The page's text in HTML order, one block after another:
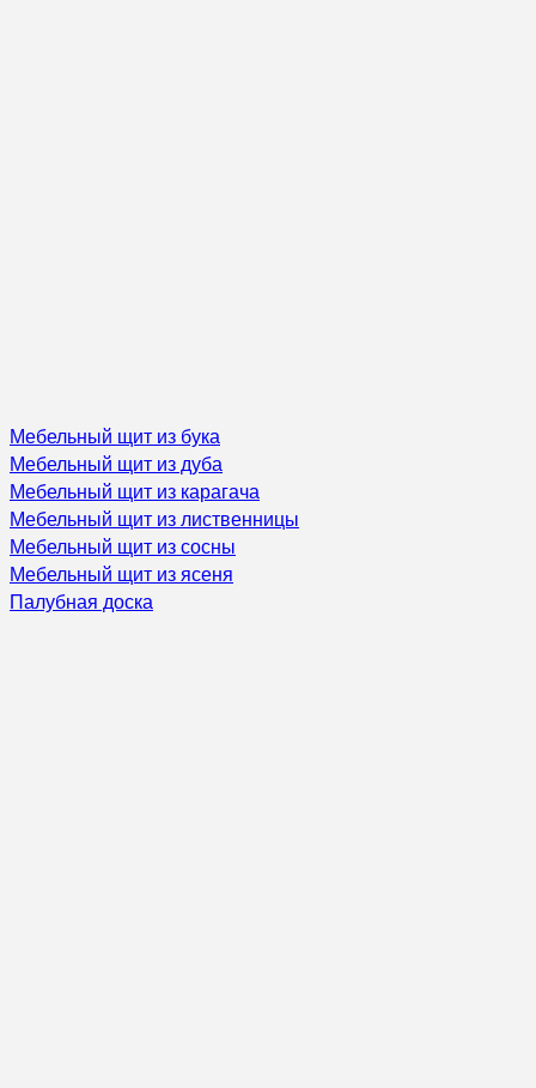
Мебельный щит из бука
Мебельный щит из дуба
Мебельный щит из карагача
Мебельный щит из лиственницы
Мебельный щит из сосны
Мебельный щит из ясеня
Палубная доска